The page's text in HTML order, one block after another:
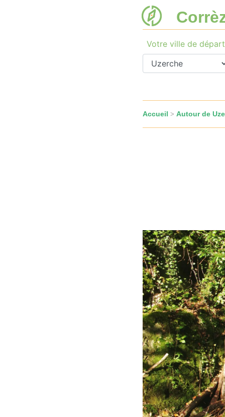
Votre ville de départ
Accueil > Autour de